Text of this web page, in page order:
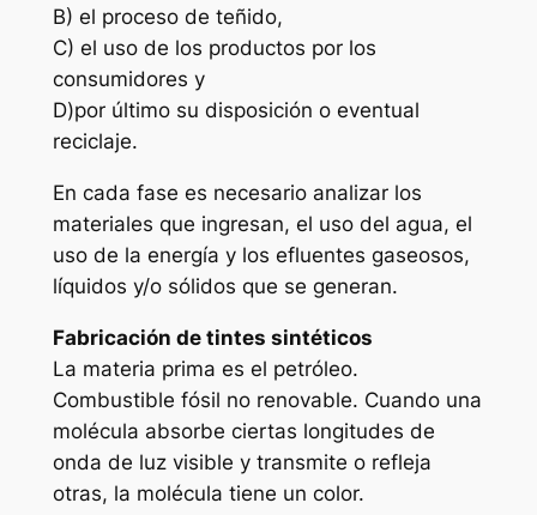
B) el proceso de teñido,
C) el uso de los productos por los
consumidores y
D)por último su disposición o eventual
reciclaje.
En cada fase es necesario analizar los
materiales que ingresan, el uso del agua, el
uso de la energía y los efluentes gaseosos,
líquidos y/o sólidos que se generan.
Fabricación de tintes sintéticos
La materia prima es el petróleo.
Combustible fósil no renovable. Cuando una
molécula absorbe ciertas longitudes de
onda de luz visible y transmite o refleja
otras, la molécula tiene un color.